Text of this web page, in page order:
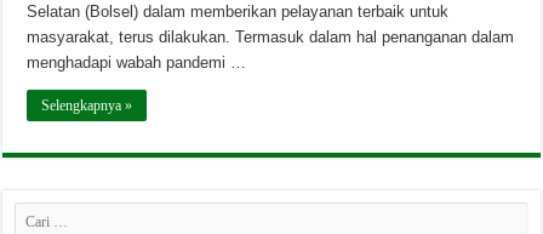
Selatan (Bolsel) dalam memberikan pelayanan terbaik untuk
masyarakat, terus dilakukan. Termasuk dalam hal penanganan dalam
menghadapi wabah pandemi …
Selengkapnya »